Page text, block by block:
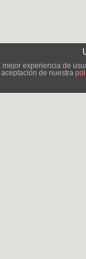
experiencia de
de nuestra